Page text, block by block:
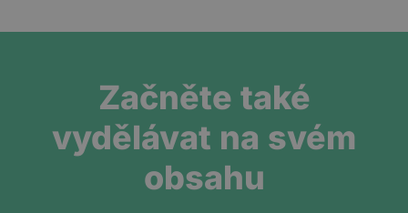
Začněte také
vydělávat na svém
obsahu